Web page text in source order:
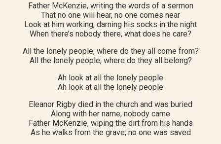
Father McKenzie, writing the words of a sermon
That no one will hear, no one comes near
Look at him working, darning his socks in the night
When there’s nobody there, what does he care?
All the lonely people, where do they all come from?
All the lonely people, where do they all belong?
Ah look at all the lonely people
Ah look at all the lonely people
Eleanor Rigby died in the church and was buried
Along with her name, nobody came
Father McKenzie, wiping the dirt from his hands
As he walks from the grave, no one was saved